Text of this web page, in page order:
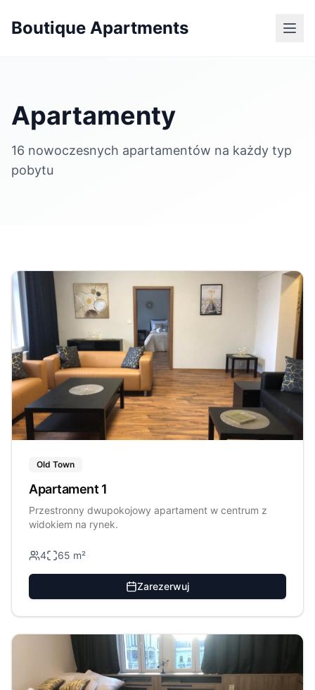
Boutique Apartments
Apartamenty
16 nowoczesnych apartamentów na każdy typ
pobytu
Old Town
Apartament 1
Przestronny dwupokojowy apartament w centrum z
widokiem na rynek.
4 65 m²
Zarezerwuj